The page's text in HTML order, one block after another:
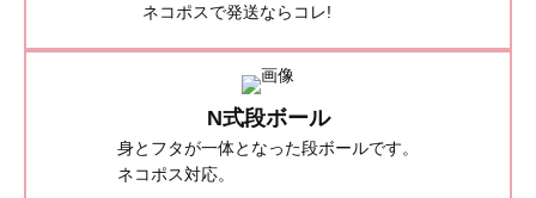
ネコポスで発送なら コレ!
N式段ボール
身とフタが一体となった段ボールです。
ネコポス対応。